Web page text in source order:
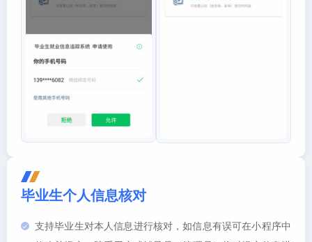
毕业生个人信息核对
支持毕业生对本人信息进行核对，如信息有误可在小程序中